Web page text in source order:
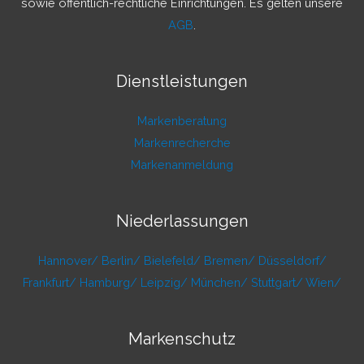
sowie öffentlich-rechtliche Einrichtungen. Es gelten unsere
AGB.
Dienstleistungen
Markenberatung
Markenrecherche
Markenanmeldung
Niederlassungen
Hannover/ Berlin/ Bielefeld/ Bremen/ Düsseldorf/
Frankfurt/ Hamburg/ Leipzig/ München/ Stuttgart/ Wien/
Markenschutz